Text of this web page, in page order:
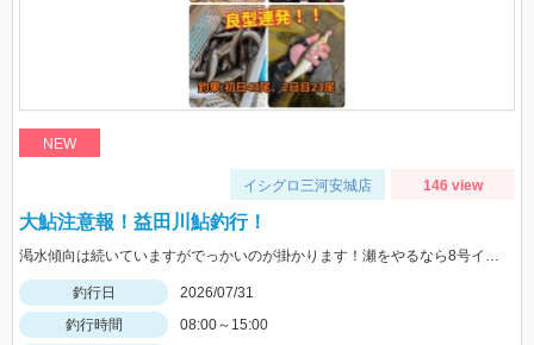
NEW
イシグロ三河安城店 146 view
大鮎注意報！益田川鮎釣行！
渇水傾向は続いていますがでっかいのが掛かります！瀬をやるなら8号イカリかヤナギがあった方が良いかもしれません！三河安城店岩﨑釣行
釣行日
2026/07/31
釣行時間
08:00～15:00